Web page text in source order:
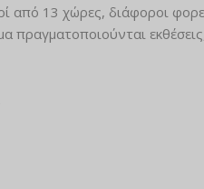
από 13 χώρες, διάφοροι
πραγματοποιούνται